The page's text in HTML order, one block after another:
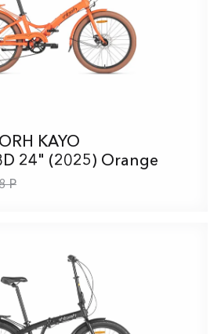
KAYO
24" (2025) Orange
Р